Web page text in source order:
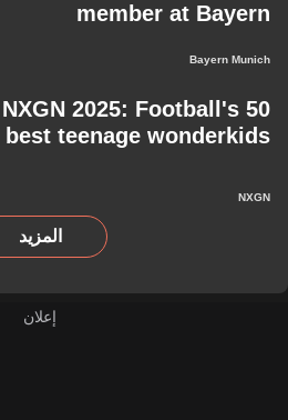
member at Bayern
Bayern Munich
NXGN 2025: Football's 50
best teenage wonderkids
NXGN
المزيد